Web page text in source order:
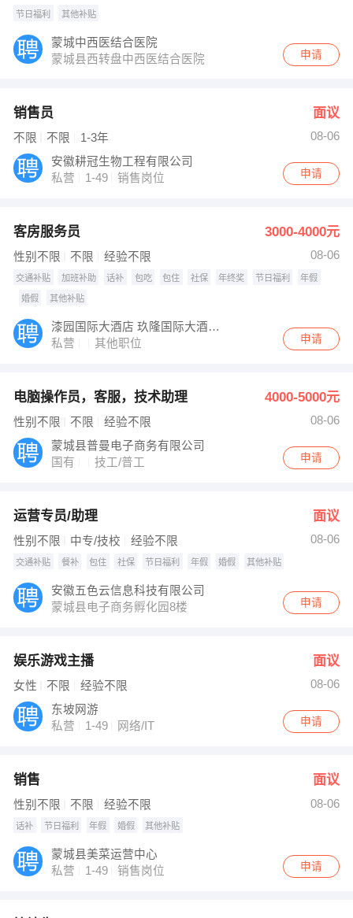
节日福利 其他补贴
蒙城中西医结合医院
蒙城县西转盘中西医结合医院
申请
销售员 面议
不限 不限 1-3年
08-06
安徽耕冠生物工程有限公司
私营
1-49 销售岗位 申请
客房服务员 3000-4000元
性别不限 不限 经验不限 08-06
交通补贴 加班补助 话补 包吃 包住 社保 年终奖 节日福利 年假
婚假 其他补贴
漆园国际大酒店 玖隆国际大酒店 鸿业国际大酒店
私营
其他职位 申请
电脑操作员，客服，技术助理 4000-5000元
性别不限 不限 经验不限
08-06
蒙城县普曼电子商务有限公司
国有
技工/普工 申请
运营专员/助理 面议
性别不限 中专/技校 经验不限 08-06
交通补贴 餐补 包住 社保 节日福利 年假 婚假 其他补贴
安徽五色云信息科技有限公司
蒙城县电子商务孵化园8楼
申请
娱乐游戏主播 面议
女性 不限 经验不限
08-06
东坡网游
私营
1-49 网络/IT 申请
销售 面议
性别不限 不限 经验不限 08-06
话补 节日福利 年假 婚假 其他补贴
蒙城县美菜运营中心
私营
1-49 销售岗位 申请